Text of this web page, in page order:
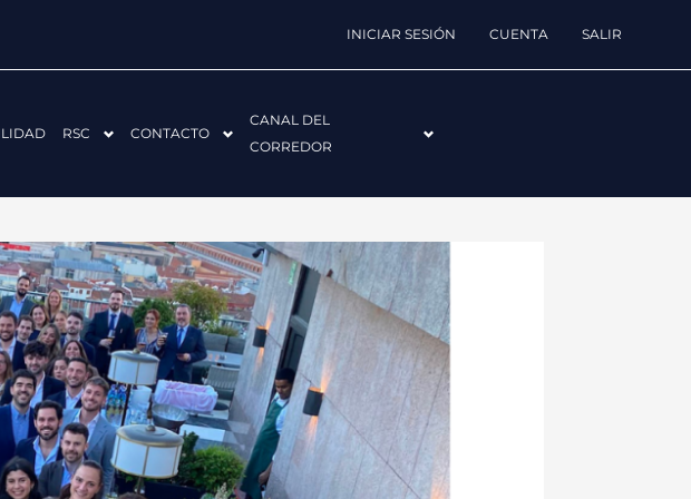
INICIAR SESIÓN CUENTA SALIR
RSC CONTACTO
CANAL DEL
CORREDOR